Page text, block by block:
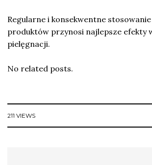
Regularne i konsekwentne
produktów przynosi najlepsze efekty
pielęgnacji.
No related posts.
211 VIEWS